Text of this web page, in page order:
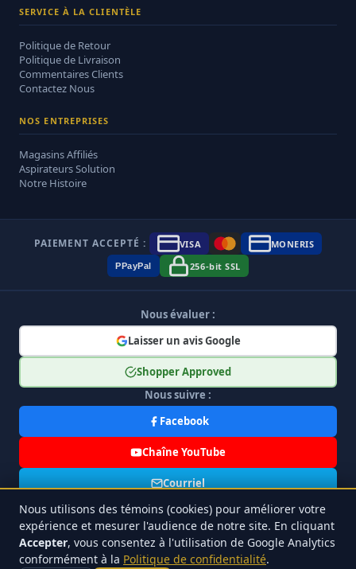
Nous utilisons des témoins (cookies) pour améliorer votre
expérience et mesurer l'audience de notre site. En cliquant
Accepter, vous consentez à l'utilisation de Google Analytics
conformément à la Politique de confidentialité.
SERVICE À LA CLIENTÈLE
Politique de Retour
Politique de Livraison
Commentaires Clients
Contactez Nous
NOS ENTREPRISES
Magasins Affiliés
Aspirateurs Solution
Notre Histoire
PAIEMENT ACCEPTÉ : VISA MONERIS
PPayPal 256-bit SSL
Nous évaluer :
Laisser un avis Google
Shopper Approved
Nous suivre :
Facebook
Chaîne YouTube
Courriel
Offres Spéciales